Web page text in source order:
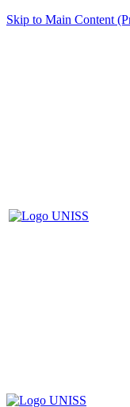
Skip to Main Content